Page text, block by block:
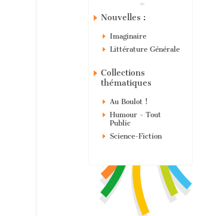
Nouvelles :
Imaginaire
Littérature Générale
Collections
thématiques
Au Boulot !
Humour - Tout
Public
Science-Fiction